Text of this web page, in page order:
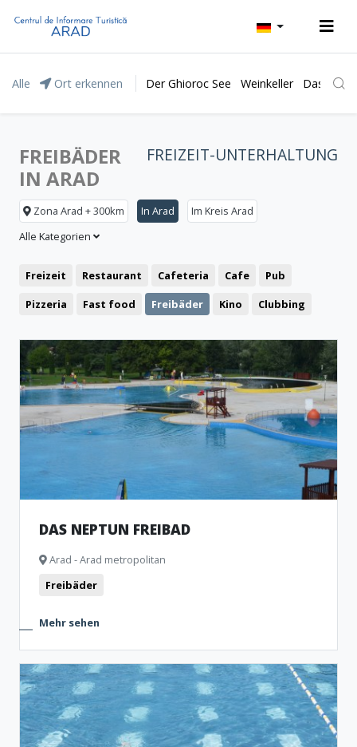
Alle Ort erkennen Der Ghioroc See Weinkeller Das
FREIZEIT-UNTERHALTUNG
FREIBÄDER
IN ARAD
Zona Arad + 300km In Arad
Im Kreis Arad
Alle Kategorien
Freizeit Restaurant Cafeteria Cafe
Pub
Pizzeria
Fast food Freibäder Kino
Clubbing
DAS NEPTUN FREIBAD
Arad - Arad metropolitan
Freibäder
Mehr sehen